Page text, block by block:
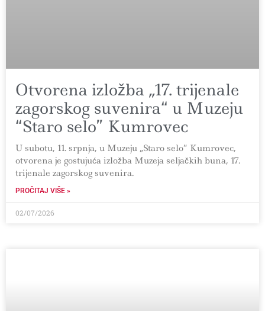
Otvorena izložba „17. trijenale
zagorskog suvenira“ u Muzeju
“Staro selo” Kumrovec
U subotu, 11. srpnja, u Muzeju „Staro selo“ Kumrovec,
otvorena je gostujuća izložba Muzeja seljačkih buna, 17.
trijenale zagorskog suvenira.
PROČITAJ VIŠE »
02/07/2026